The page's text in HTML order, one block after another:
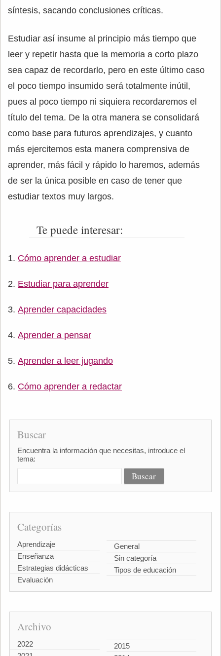
síntesis, sacando conclusiones críticas.
Estudiar así insume al principio más tiempo que
leer y repetir hasta que la memoria a corto plazo
sea capaz de recordarlo, pero en este último caso
el poco tiempo insumido será totalmente inútil,
pues al poco tiempo ni siquiera recordaremos el
título del tema. De la otra manera se consolidará
como base para futuros aprendizajes, y cuanto
más ejercitemos esta manera comprensiva de
aprender, más fácil y rápido lo haremos, además
de ser la única posible en caso de tener que
estudiar textos muy largos.
Te puede interesar:
Cómo aprender a estudiar
Estudiar para aprender
Aprender capacidades
Aprender a pensar
Aprender a leer jugando
Cómo aprender a redactar
Buscar
Encuentra la información que necesitas, introduce el
tema:
Categorías
Aprendizaje
Enseñanza
Estrategias didácticas
Evaluación
General
Sin categoría
Tipos de educación
Archivo
2022
2015